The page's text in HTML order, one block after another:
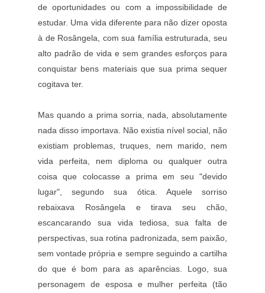
de oportunidades ou com a impossibilidade de
estudar. Uma vida diferente para não dizer oposta
à de Rosângela, com sua família estruturada, seu
alto padrão de vida e sem grandes esforços para
conquistar bens materiais que sua prima sequer
cogitava ter.
Mas quando a prima sorria, nada, absolutamente
nada disso importava. Não existia nível social, não
existiam problemas, truques, nem marido, nem
vida perfeita, nem diploma ou qualquer outra
coisa que colocasse a prima em seu "devido
lugar", segundo sua ótica. Aquele sorriso
rebaixava Rosângela e tirava seu chão,
escancarando sua vida tediosa, sua falta de
perspectivas, sua rotina padronizada, sem paixão,
sem vontade própria e sempre seguindo a cartilha
do que é bom para as aparências. Logo, sua
personagem de esposa e mulher perfeita (tão